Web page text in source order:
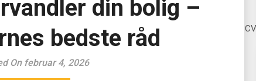
din bolig –
bedste råd
On februar 4, 2026